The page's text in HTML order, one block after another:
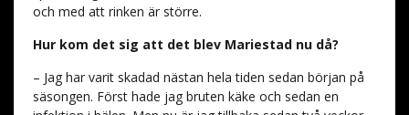
och med att rinken är större.
Hur kom det sig att det blev Mariestad nu då?
– Jag har varit skadad nästan hela tiden sedan början på
säsongen. Först hade jag bruten käke och sedan en